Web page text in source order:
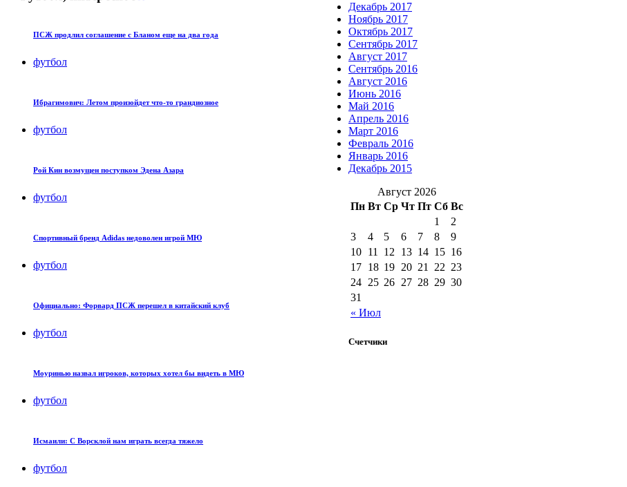
ПСЖ продлил соглашение с Бланом еще на два года
футбол
Ибрагимович: Летом произойдет что-то грандиозное
футбол
Рой Кин возмущен поступком Эдена Азара
футбол
Cпортивный бренд Adidas недоволен игрой МЮ
футбол
Официально: Форвард ПСЖ перешел в китайский клуб
футбол
Моуринью назвал игроков, которых хотел бы видеть в МЮ
футбол
Исмаили: С Ворсклой нам играть всегда тяжело
футбол
Декабрь 2017
Ноябрь 2017
Октябрь 2017
Сентябрь 2017
Август 2017
Сентябрь 2016
Август 2016
Июнь 2016
Май 2016
Апрель 2016
Март 2016
Февраль 2016
Январь 2016
Декабрь 2015
Август 2026
Пн Вт Ср Чт Пт Сб Вс
« Июл
1
2
3
4 5 6 7 8
9
10 11 12 13 14 15 16
17 18 19 20 21 22 23
24 25 26 27 28 29 30
31
Счетчики